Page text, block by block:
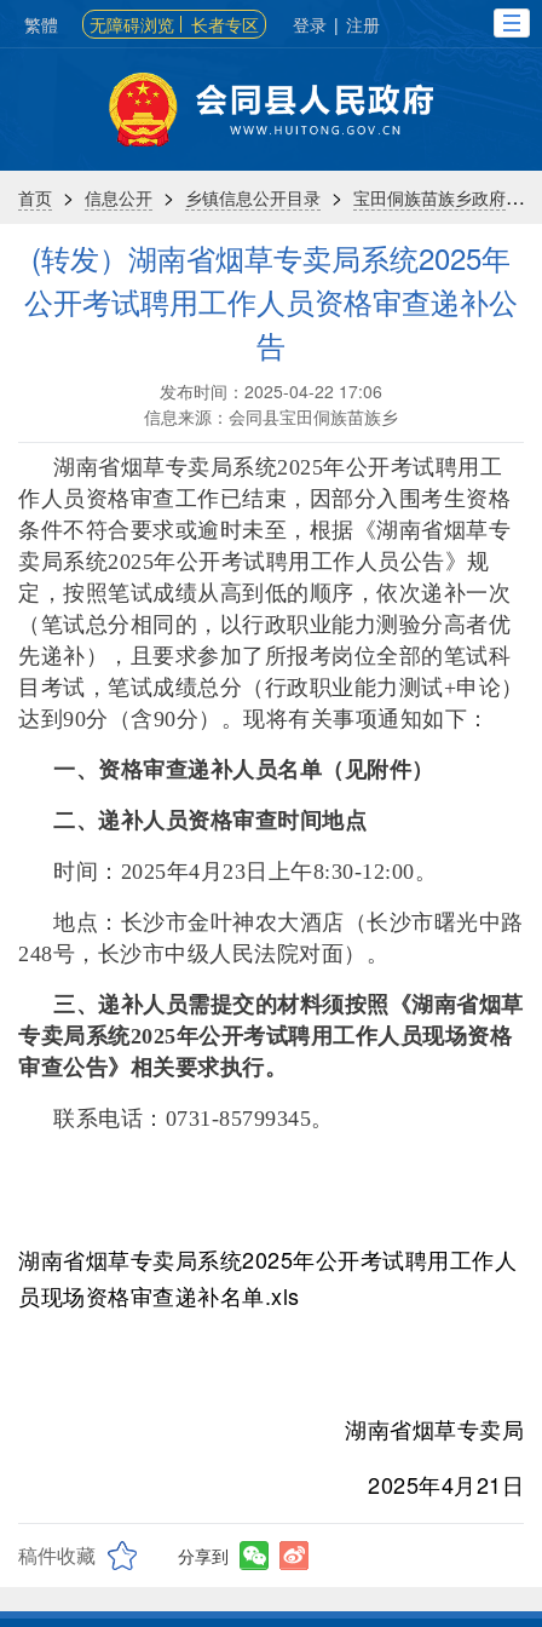
繁體 无障碍浏览 长者专区 登录 | 注册
首页 > 信息公开 > 乡镇信息公开目录 > 宝田侗族苗族乡政府 >
(转发）湖南省烟草专卖局系统2025年
公开考试聘用工作人员资格审查递补公
告
发布时间：2025-04-22 17:06
信息来源：会同县宝田侗族苗族乡
湖南省烟草专卖局系统2025年公开考试聘用工
作人员资格审查工作已结束，因部分入围考生资格
条件不符合要求或逾时未至，根据《湖南省烟草专
卖局系统2025年公开考试聘用工作人员公告》规
定，按照笔试成绩从高到低的顺序，依次递补一次
（笔试总分相同的，以行政职业能力测验分高者优
先递补），且要求参加了所报考岗位全部的笔试科
目考试，笔试成绩总分（行政职业能力测试+申论）
达到90分（含90分）。现将有关事项通知如下：
一、资格审查递补人员名单（见附件）
二、递补人员资格审查时间地点
时间：2025年4月23日上午8:30-12:00。
地点：长沙市金叶神农大酒店（长沙市曙光中路
248号，长沙市中级人民法院对面）。
三、递补人员需提交的材料须按照 《湖南省烟草
专卖局系统2025年公开考试聘用工作人员现场资格
审查公告》 相关要求执行。
联系电话：0731-85799345。
湖南省烟草专卖局系统2025年公开考试聘用工作人
员现场资格审查递补名单.xls
湖南省烟草专卖局
2025年4月21日
稿件收藏 分享到